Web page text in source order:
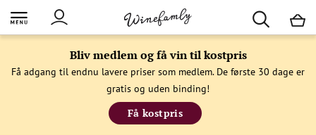
Bliv medlem og få vin til kostpris
Få adgang til endnu lavere priser som medlem. De første 30 dage er
gratis og uden binding!
Få kostpris